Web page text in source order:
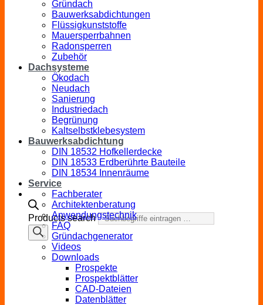
Products search
Gründach
Bauwerksabdichtungen
Flüssigkunststoffe
Mauersperrbahnen
Radonsperren
Zubehör
Dachsysteme
Ökodach
Neudach
Sanierung
Industriedach
Begrünung
Kaltselbstklebesystem
Bauwerksabdichtung
DIN 18532 Hofkellerdecke
DIN 18533 Erdberührte Bauteile
DIN 18534 Innenräume
Service
Fachberater
Architektenberatung
Anwendungstechnik
FAQ
Gründachgenerator
Videos
Downloads
Prospekte
Prospektblätter
CAD-Dateien
Datenblätter